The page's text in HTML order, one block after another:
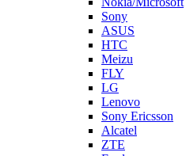
FLY
LG
Lenovo
Sony Ericsson
Alcatel
ZTE
Explay
Motorola
Oppo
Philips